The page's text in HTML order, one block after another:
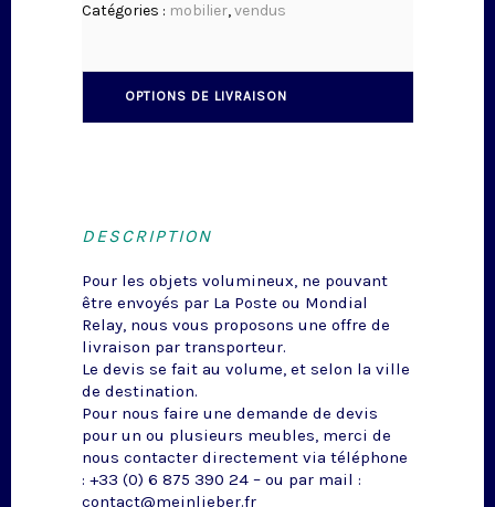
Catégories : mobilier,vendus
OPTIONS DE LIVRAISON
DESCRIPTION
Pour les objets volumineux, ne pouvant
être envoyés par La Poste ou Mondial
Relay, nous vous proposons une offre de
livraison par transporteur.
Le devis se fait au volume, et selon la ville
de destination.
Pour nous faire une demande de devis
pour un ou plusieurs meubles, merci de
nous contacter directement via téléphone
: +33 (0) 6 875 390 24 – ou par mail :
contact@meinlieber.fr